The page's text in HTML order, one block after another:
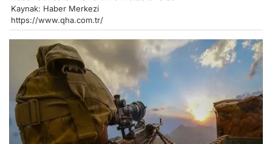
Kaynak: Haber Merkezi
https://www.qha.com.tr/